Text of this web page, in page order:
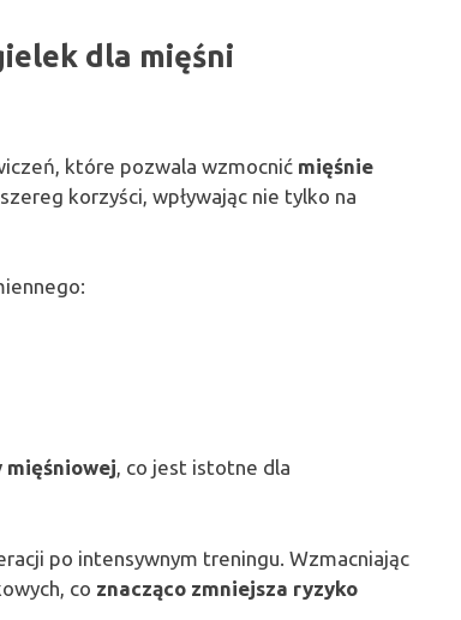
dla mięśni
które pozwala wzmocnić mięśnie
korzyści, wpływając nie tylko na
mięśniowej, co jest istotne dla
po intensywnym treningu. Wzmacniając
co znacząco zmniejsza ryzyko